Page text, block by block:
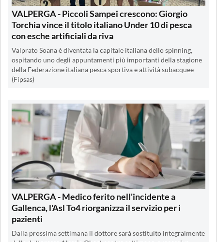
VALPERGA - Piccoli Sampei crescono: Giorgio
Torchia vince il titolo italiano Under 10 di pesca
con esche artificiali da riva
Valprato Soana è diventata la capitale italiana dello spinning,
ospitando uno degli appuntamenti più importanti della stagione
della Federazione italiana pesca sportiva e attività subacquee
(Fipsas)
VALPERGA - Medico ferito nell'incidente a
Gallenca, l'Asl To4 riorganizza il servizio per i
pazienti
Dalla prossima settimana il dottore sarà sostituito integralmente